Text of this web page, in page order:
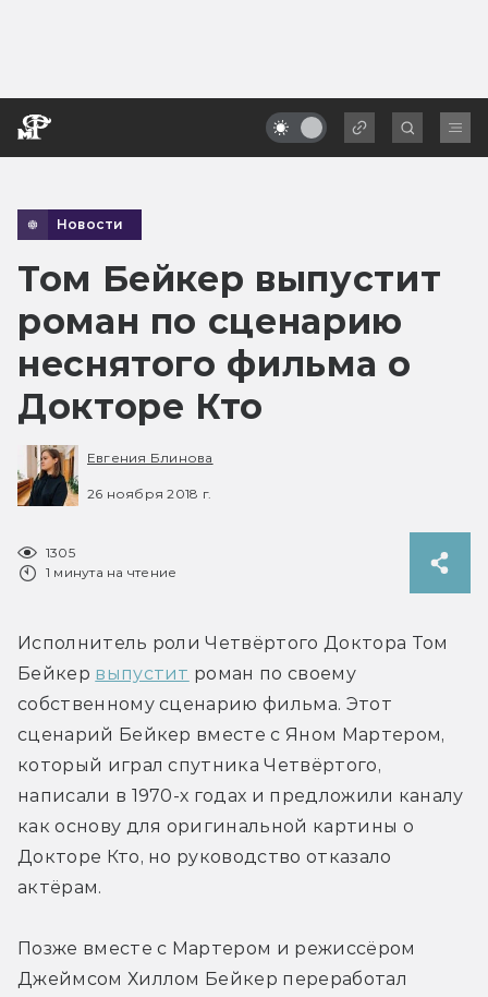
Новости
Том Бейкер выпустит
роман по сценарию
неснятого фильма о
Докторе Кто
Евгения Блинова
26 ноября 2018 г.
1305
1 минута на чтение
Исполнитель роли Четвёртого Доктора Том
Бейкер выпустит роман по своему
собственному сценарию фильма. Этот
сценарий Бейкер вместе с Яном Мартером,
который играл спутника Четвёртого,
написали в 1970-х годах и предложили каналу
как основу для оригинальной картины о
Докторе Кто, но руководство отказало
актёрам.
Позже вместе с Мартером и режиссёром
Джеймсом Хиллом Бейкер переработал